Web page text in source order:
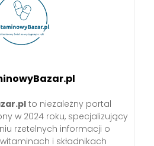
to niezależny portal
w 2024 roku, specjalizujący
rzetelnych informacji o
i składnikach